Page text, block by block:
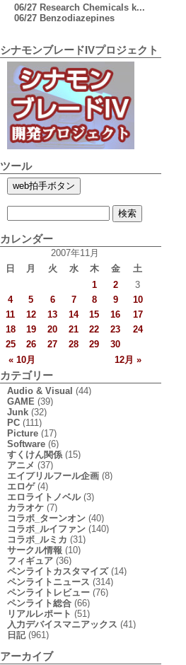
06/27 Research Chemicals k...
06/27 Benzodiazepines
シナモンブレードIVプロジェクト
ツール
カレンダー
2007年11月
日
月 火 水 木 金 土
« 10月 12月 »
1 2
3
4
5 6 7 8 9
10
11
12 13 14 15 16
17
18
19 20 21 22 23
24
25
26 27 28 29 30
カテゴリー
Audio & Visual (44)
GAME (39)
Junk(32)
PC(111)
Picture(17)
Software(6)
すくけん関係(15)
アニメ (37)
エイプリルフール企画(8)
エロゲ(4)
エロライトノベル(3)
カラオケ(7)
コラボ_ターンオン(40)
コラボ_ルイファン(140)
コラボ_ルミカ (31)
サークル情報 (10)
フィギュア(36)
ペンライトカスタマイズ(14)
ペンライトニュース (314)
ペンライトレビュー(76)
ペンライト総合(66)
リアルレポート (51)
入力デバイスマニアックス (41)
日記(961)
アーカイブ